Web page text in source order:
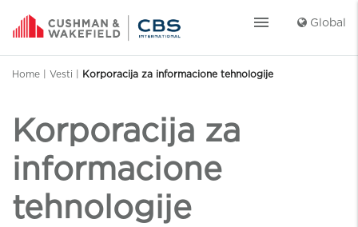
menu Global
Home Vesti Korporacija za informacione tehnologije
Korporacija za
informacione
tehnologije